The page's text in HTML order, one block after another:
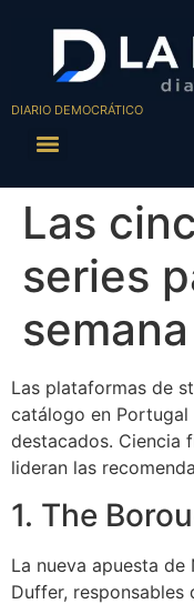
DIARIO DEMOCRÁTICO
Las
series
Las plataformas de
catálogo en
destacados. Ciencia
lideran las
1. The
La nueva apuesta
Duffer, responsables